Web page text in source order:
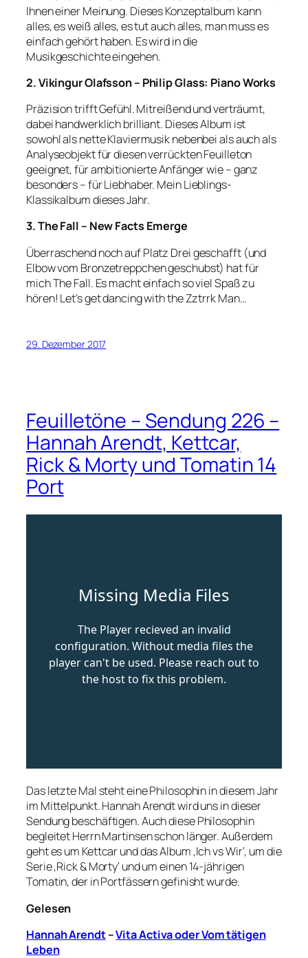
Ihnen einer Meinung. Dieses Konzeptalbum kann
alles, es weiß alles, es tut auch alles, man muss es
einfach gehört haben. Es wird in die
Musikgeschichte eingehen.
2. Vikingur Olafsson – Philip Glass: Piano Works
Präzision trifft Gefühl. Mitreißend und verträumt,
dabei handwerklich brilliant. Dieses Album ist
sowohl als nette Klaviermusik nebenbei als auch als
Analyseobjekt für diesen verrückten Feuilleton
geeignet, für ambitionierte Anfänger wie – ganz
besonders – für Liebhaber. Mein Lieblings-
Klassikalbum dieses Jahr.
3. The Fall – New Facts Emerge
Überraschend noch auf Platz Drei geschafft (und
Elbow vom Bronzetreppchen geschubst) hat für
mich The Fall. Es macht einfach so viel Spaß zu
hören! Let’s get dancing with the Zztrrk Man…
29. Dezember 2017
Feuilletöne – Sendung 226 –
Hannah Arendt, Kettcar,
Rick & Morty und Tomatin 14
Port
Das letzte Mal steht eine Philosophin in diesem Jahr
im Mittelpunkt. Hannah Arendt wird uns in dieser
Sendung beschäftigen. Auch diese Philosophin
begleitet Herrn Martinsen schon länger. Außerdem
geht es um Kettcar und das Album ‚Ich vs Wir‘, um die
Serie ‚Rick & Morty‘ und um einen 14-jährigen
Tomatin, der in Portfässern gefinisht wurde.
Gelesen
Hannah Arendt–Vita Activa oder Vom tätigen
Leben